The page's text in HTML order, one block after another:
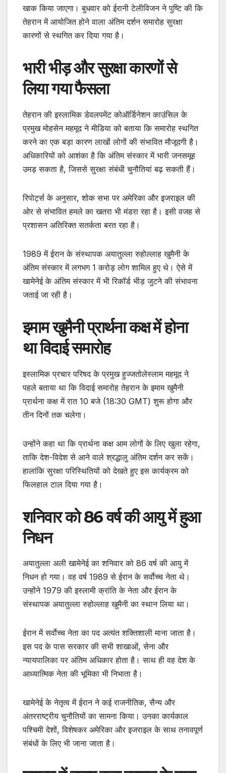
खाक किया जाएगा। बुधवार को ईरानी टेलीविजन ने पुष्टि की कि
तेहरान में आयोजित होने वाला अंतिम दर्शन समारोह सुरक्षा
कारणों से स्थगित कर दिया गया है।
भारी भीड़ और सुरक्षा कारणों से
लिया गया फैसला
तेहरान की इस्लामिक डेवलपमेंट कोऑर्डिनेशन काउंसिल के
प्रमुख मोहसेन महमूद ने मीडिया को बताया कि समारोह स्थगित
करने का एक बड़ा कारण लाखों लोगों की संभावित मौजूदगी है।
अधिकारियों को आशंका है कि अंतिम संस्कार में भारी जनसमूह
उमड़ सकता है, जिससे सुरक्षा संबंधी चुनौतियां बढ़ सकती हैं।
रिपोर्ट्स के अनुसार, शोक सभा पर अमेरिका और इजराइल की
ओर से संभावित हमले का खतरा भी मंडरा रहा है। इसी वजह से
प्रशासन अतिरिक्त सतर्कता बरत रहा है।
1989 में ईरान के संस्थापक अयातुल्ला रुहोल्लाह खुमैनी के
अंतिम संस्कार में लगभग 1 करोड़ लोग शामिल हुए थे। ऐसे में
खामेनेई के अंतिम संस्कार में भी रिकॉर्ड भीड़ जुटने की संभावना
जताई जा रही है।
इमाम खुमैनी प्रार्थना कक्ष में होना
था विदाई समारोह
इस्लामिक प्रचार परिषद के प्रमुख हुज्जतोलेस्लाम महमूद ने
पहले बताया था कि विदाई समारोह तेहरान के इमाम खुमैनी
प्रार्थना कक्ष में रात 10 बजे (18:30 GMT) शुरू होगा और
तीन दिनों तक चलेगा।
उन्होंने कहा था कि प्रार्थना कक्ष आम लोगों के लिए खुला रहेगा,
ताकि देश-विदेश से आने वाले श्रद्धालु अंतिम दर्शन कर सकें।
हालांकि सुरक्षा परिस्थितियों को देखते हुए इस कार्यक्रम को
फिलहाल टाल दिया गया है।
शनिवार को 86 वर्ष की आयु में हुआ
निधन
अयातुल्ला अली खामेनेई का शनिवार को 86 वर्ष की आयु में
निधन हो गया। वह वर्ष 1989 से ईरान के सर्वोच्च नेता थे।
उन्होंने 1979 की इस्लामी क्रांति के नेता और ईरान के
संस्थापक अयातुल्ला रुहोल्लाह खुमैनी का स्थान लिया था।
ईरान में सर्वोच्च नेता का पद अत्यंत शक्तिशाली माना जाता है।
इस पद के पास सरकार की सभी शाखाओं, सेना और
न्यायपालिका पर अंतिम अधिकार होता है। साथ ही वह देश के
आध्यात्मिक नेता की भूमिका भी निभाता है।
खामेनेई के नेतृत्व में ईरान ने कई राजनीतिक, सैन्य और
अंतरराष्ट्रीय चुनौतियों का सामना किया। उनका कार्यकाल
पश्चिमी देशों, विशेषकर अमेरिका और इजराइल के साथ तनावपूर्ण
संबंधों के लिए भी जाना जाता है।